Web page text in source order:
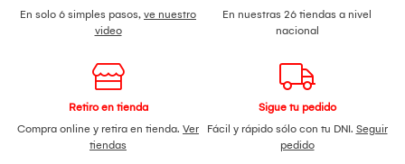
En solo 6 simples pasos, ve nuestro
video
En nuestras 26 tiendas a nivel
nacional
Retiro en tienda
Compra online y retira en tienda. Ver
tiendas
Sigue tu pedido
Fácil y rápido sólo con tu DNI. Seguir
pedido